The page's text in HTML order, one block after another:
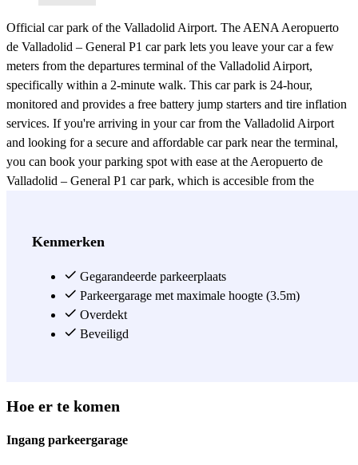
Official car park of the Valladolid Airport. The AENA Aeropuerto
de Valladolid – General P1 car park lets you leave your car a few
meters from the departures terminal of the Valladolid Airport,
specifically within a 2-minute walk. This car park is 24-hour,
monitored and provides a free battery jump starters and tire inflation
services. If you're arriving in your car from the Valladolid Airport
and looking for a secure and affordable car park near the terminal,
you can book your parking spot with ease at the Aeropuerto de
Valladolid – General P1 car park, which is accesible from the
the Valladolid Airport, you no longer have to worry about your
AENA Aeropuerto de Valladolid – General P1 car park by parking
2 minutes from your terminal. You won't find a closer car park.
Offering convenience, security and affordable rates, this car park at
the Valladolid Airport has all the advantages you're looking for. It's
Kenmerken
Gegarandeerde parkeerplaats
Parkeergarage met maximale hoogte (3.5m)
Overdekt
Beveiligd
Hoe er te komen
Ingang parkeergarage